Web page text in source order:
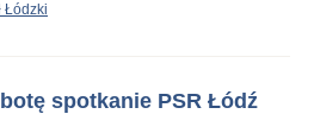
Łódzki
spotkanie PSR Łódź